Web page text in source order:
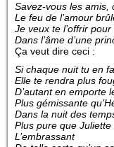
Savez-vous les amis,
Le feu de l’amour
Je veux te l’offrir
Dans l’âme d’une
Ça veut dire ceci :
Si chaque nuit tu en
Elle te rendra plus
D’autant en emporte
Plus gémissante
Dans la nuit des
Plus pure que
L’embrassant